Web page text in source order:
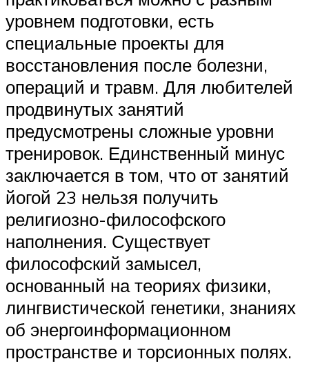
уровнем подготовки, есть
специальные проекты для
восстановления после болезни,
операций и травм. Для любителей
продвинутых занятий
предусмотрены сложные уровни
тренировок. Единственный минус
заключается в том, что от занятий
йогой 23 нельзя получить
религиозно-философского
наполнения. Существует
философский замысел,
основанный на теориях физики,
лингвистической генетики, знаниях
об энергоинформационном
пространстве и торсионных полях.